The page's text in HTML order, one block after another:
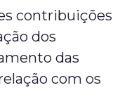
contribuições
dos
das
com os